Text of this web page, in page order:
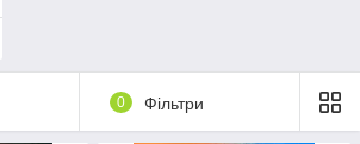
0 Фільтри